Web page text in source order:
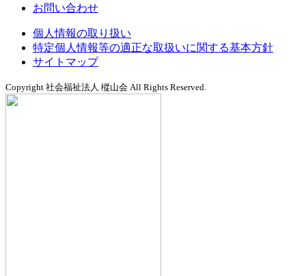
お問い合わせ
個人情報の取り扱い
特定個人情報等の適正な取扱いに関する基本方針
サイトマップ
Copyright 社会福祉法人 樅山会 All Rights Reserved.